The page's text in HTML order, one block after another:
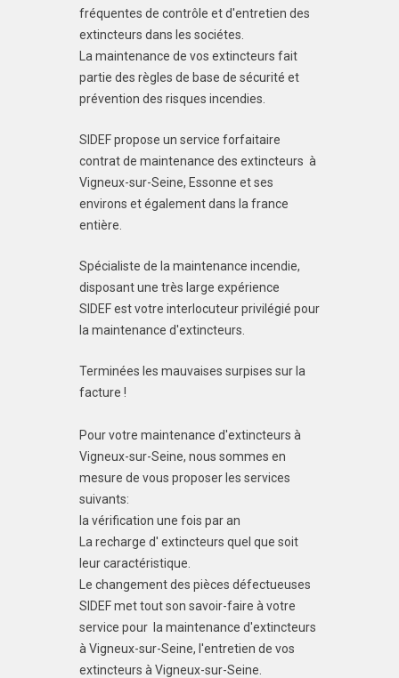
fréquentes de contrôle et d'entretien des
extincteurs dans les sociétes.
La maintenance de vos extincteurs fait
partie des règles de base de sécurité et
prévention des risques incendies.
SIDEF propose un service forfaitaire
contrat de maintenance des extincteurs à
Vigneux-sur-Seine, Essonne et ses
environs et également dans la france
entière.
Spécialiste de la maintenance incendie,
disposant une très large expérience
SIDEF est votre interlocuteur privilégié pour
la maintenance d'extincteurs.
Terminées les mauvaises surpises sur la
facture !
Pour votre maintenance d'extincteurs à
Vigneux-sur-Seine, nous sommes en
mesure de vous proposer les services
suivants:
la vérification une fois par an
La recharge d' extincteurs quel que soit
leur caractéristique.
Le changement des pièces défectueuses
SIDEF met tout son savoir-faire à votre
service pour la maintenance d'extincteurs
à Vigneux-sur-Seine, l'entretien de vos
extincteurs à Vigneux-sur-Seine.